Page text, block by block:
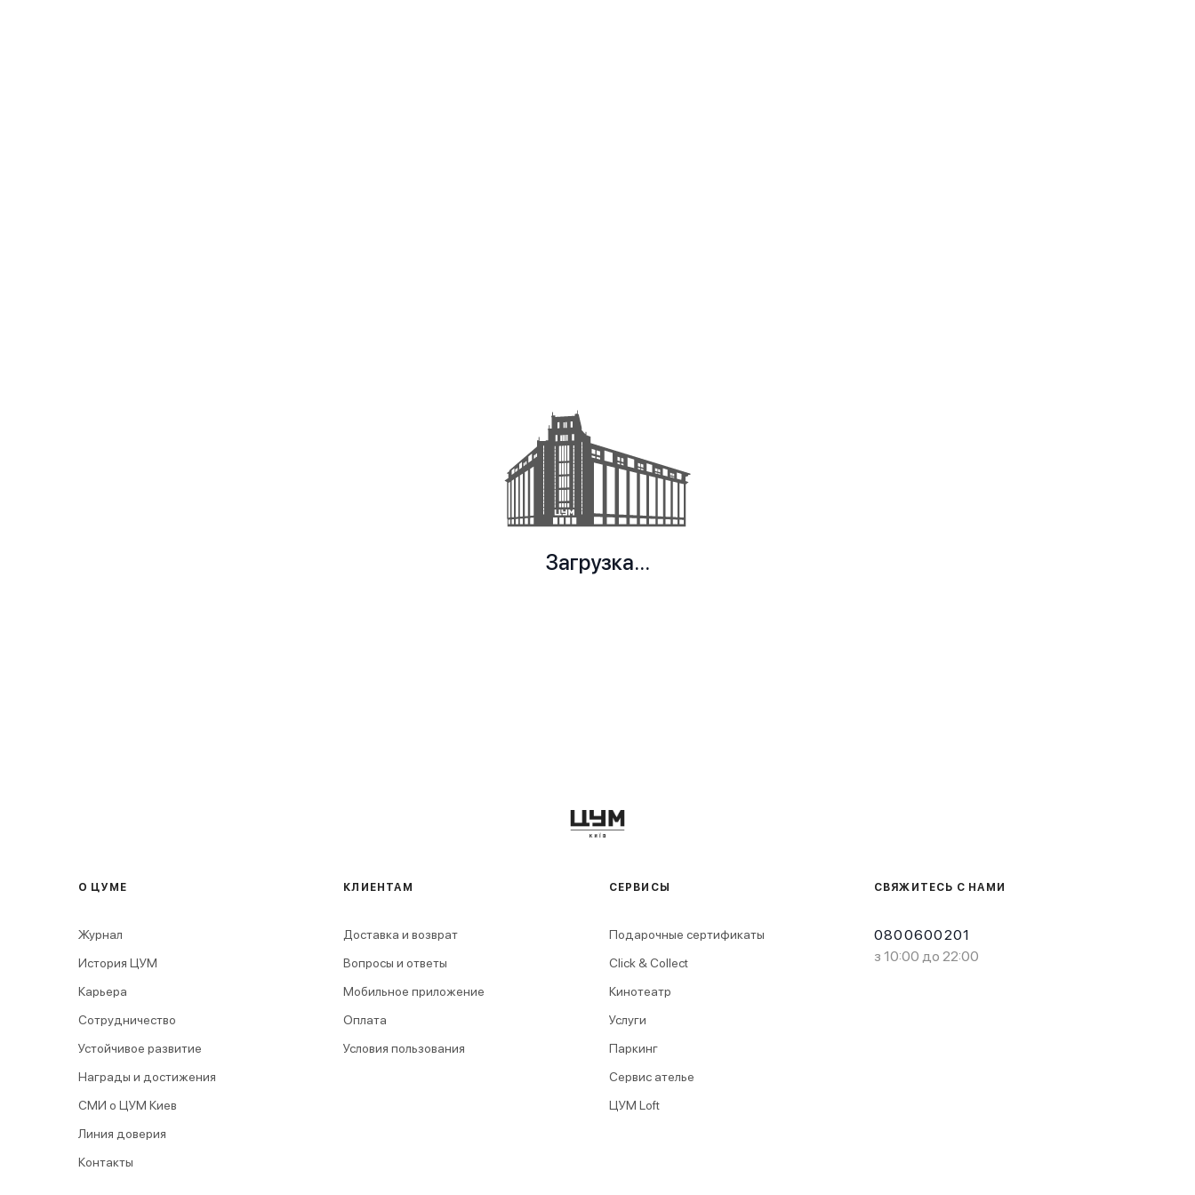
Загрузка...
СВЯЖИТЕСЬ С НАМИ
0800600201
з 10:00 до 22:00
О ЦУМЕ
Журнал
История ЦУМ
Карьера
Сотрудничество
Устойчивое развитие
Награды и достижения
СМИ о ЦУМ Киев
Линия доверия
Контакты
КЛИЕНТАМ
Доставка и возврат
Вопросы и ответы
Мобильное приложение
Оплата
Условия пользования
СЕРВИСЫ
Подарочные сертификаты
Click & Collect
Кинотеатр
Услуги
Паркинг
Сервис ателье
ЦУМ Loft